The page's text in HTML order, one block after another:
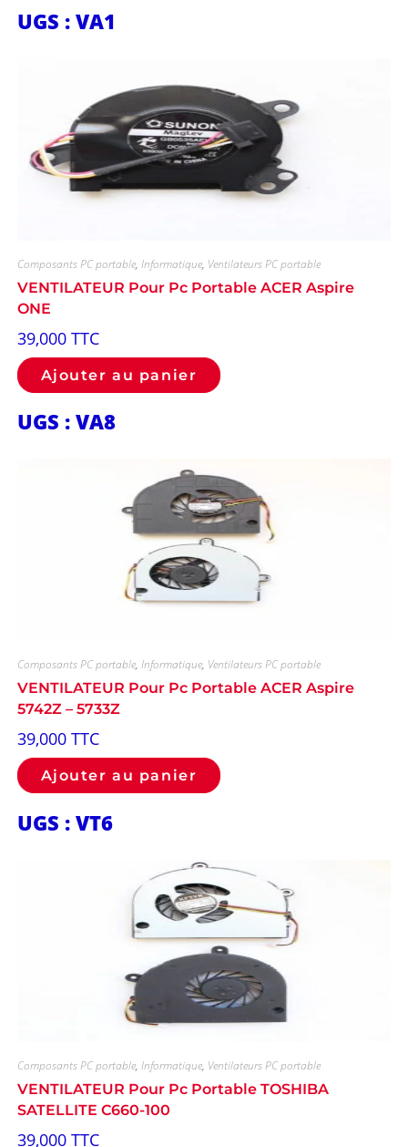
UGS : VA1
Composants PC portable, Informatique, Ventilateurs PC portable
VENTILATEUR Pour Pc Portable ACER Aspire
ONE
39,000 TTC
Ajouter au panier
UGS : VA8
Composants PC portable, Informatique, Ventilateurs PC portable
VENTILATEUR Pour Pc Portable ACER Aspire
5742Z – 5733Z
39,000 TTC
Ajouter au panier
UGS : VT6
Composants PC portable, Informatique, Ventilateurs PC portable
VENTILATEUR Pour Pc Portable TOSHIBA
SATELLITE C660-100
39,000 TTC